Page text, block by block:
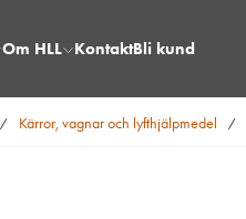
Om HLL KontaktBli kund
/ Kärror, vagnar och lyfthjälpmedel /